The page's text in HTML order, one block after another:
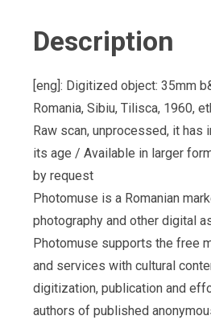
Description
[eng]: Digitized object: 35mm
Romania, Sibiu, Tilisca, 1960,
Raw scan, unprocessed, it has
its age / Available in larger
by request
Photomuse is a Romanian
photography and other digital
Photomuse supports the free
and services with cultural
digitization, publication and
authors of published